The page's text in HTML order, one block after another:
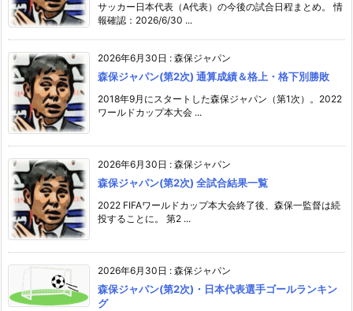
サッカー日本代表（A代表）の今後の試合日程まとめ。 情
報確認：2026/6/30 ...
2026年6月30日 : 森保ジャパン
森保ジャパン(第2次) 通算成績＆格上・格下別勝敗
2018年9月にスタートした森保ジャパン（第1次）。2022
ワールドカップ本大会 ...
2026年6月30日 : 森保ジャパン
森保ジャパン(第2次) 全試合結果一覧
2022 FIFAワールドカップ本大会終了後、森保一監督は続
投することに。 第2 ...
2026年6月30日 : 森保ジャパン
森保ジャパン(第2次)・日本代表選手ゴールランキン
グ